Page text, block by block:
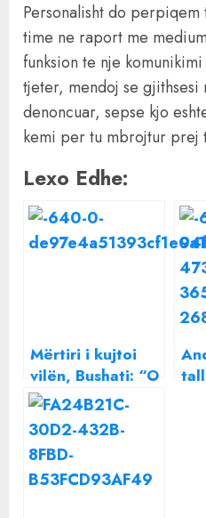
Personalisht do
time ne raport me
funksion te nje
tjeter, mendoj se
denoncuar, sepse kjo
kemi per tu mbrojtur prej
Lexo Edhe:
Mërtiri i kujtoi
vilën, Bushati: “O
zar, rri për lekë
te parkingu i PD-
së”